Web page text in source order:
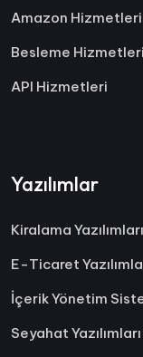
Amazon Hizmetleri
Besleme Hizmetleri
API Hizmetleri
Yazılımlar
Kiralama Yazılımları
E-Ticaret
İçerik Yönetim
Seyahat Yazılımları